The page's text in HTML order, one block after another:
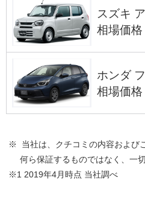
スズキ
相場価
ホンダ
相場価
※ 当社は、クチコミの内容および
何ら保証するものではなく、一
※1 2019年4月時点 当社調べ